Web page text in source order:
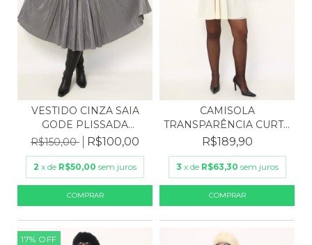
VESTIDO CINZA SAIA
GODE PLISSADA
BANANA...
R$150,00 R$100,00
2 x de R$50,00 sem juros
CAMISOLA
TRANSPARÊNCIA CURTA
CORTNEY LOV...
R$189,90
3 x de R$63,30 sem juros
17% OFF